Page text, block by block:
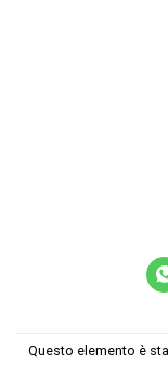
Questo elemento è